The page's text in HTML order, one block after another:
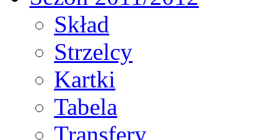
Skład
Strzelcy
Kartki
Tabela
Transfery